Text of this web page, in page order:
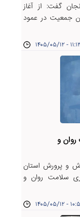
گفت: از آغاز
جمعیت در عمود
۰۵/۱۲ - ۱۱:۱۳
روان و
و پرورش استان
سلامت روان و
۰۵/۱۲ - ۱۰:۵۳